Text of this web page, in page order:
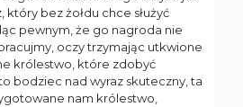
który bez żołdu chce służyć
pewnym, że go nagroda nie
oczy trzymając utkwione
królestwo, które zdobyć
bodziec nad wyraz skuteczny, ta
nam królestwo,